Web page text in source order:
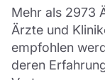
Mehr als 2973
Ärzte und
empfohlen
deren